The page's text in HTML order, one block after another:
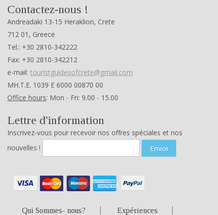
Contactez-nous !
Andreadaki 13-15 Heraklion, Crete
712 01, Greece
Tel.: +30 2810-342222
Fax: +30 2810-342212
e-mail: touristguidesofcrete@gmail.com
ΜΗ.Τ.Ε. 1039 Ε 6000 00870 00
Office hours: Mon - Fri: 9.00 - 15.00
Lettre d'information
Inscrivez-vous pour recevoir nos offres spéciales et nos
nouvelles !
Envoi
Qui Sommes- nous?
Expériences